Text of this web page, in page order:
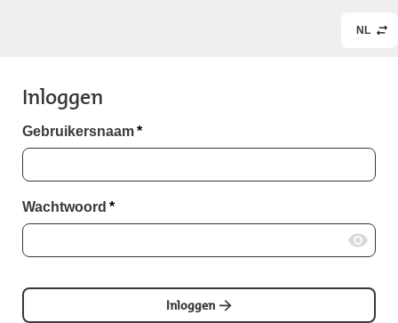
NL
Inloggen
Gebruikersnaam*
Wachtwoord *
Inloggen